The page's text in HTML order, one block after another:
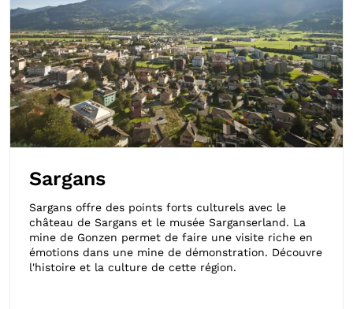
Sargans
Sargans offre des points forts culturels avec le
château de Sargans et le musée Sarganserland. La
mine de Gonzen permet de faire une visite riche en
émotions dans une mine de démonstration. Découvre
l'histoire et la culture de cette région.